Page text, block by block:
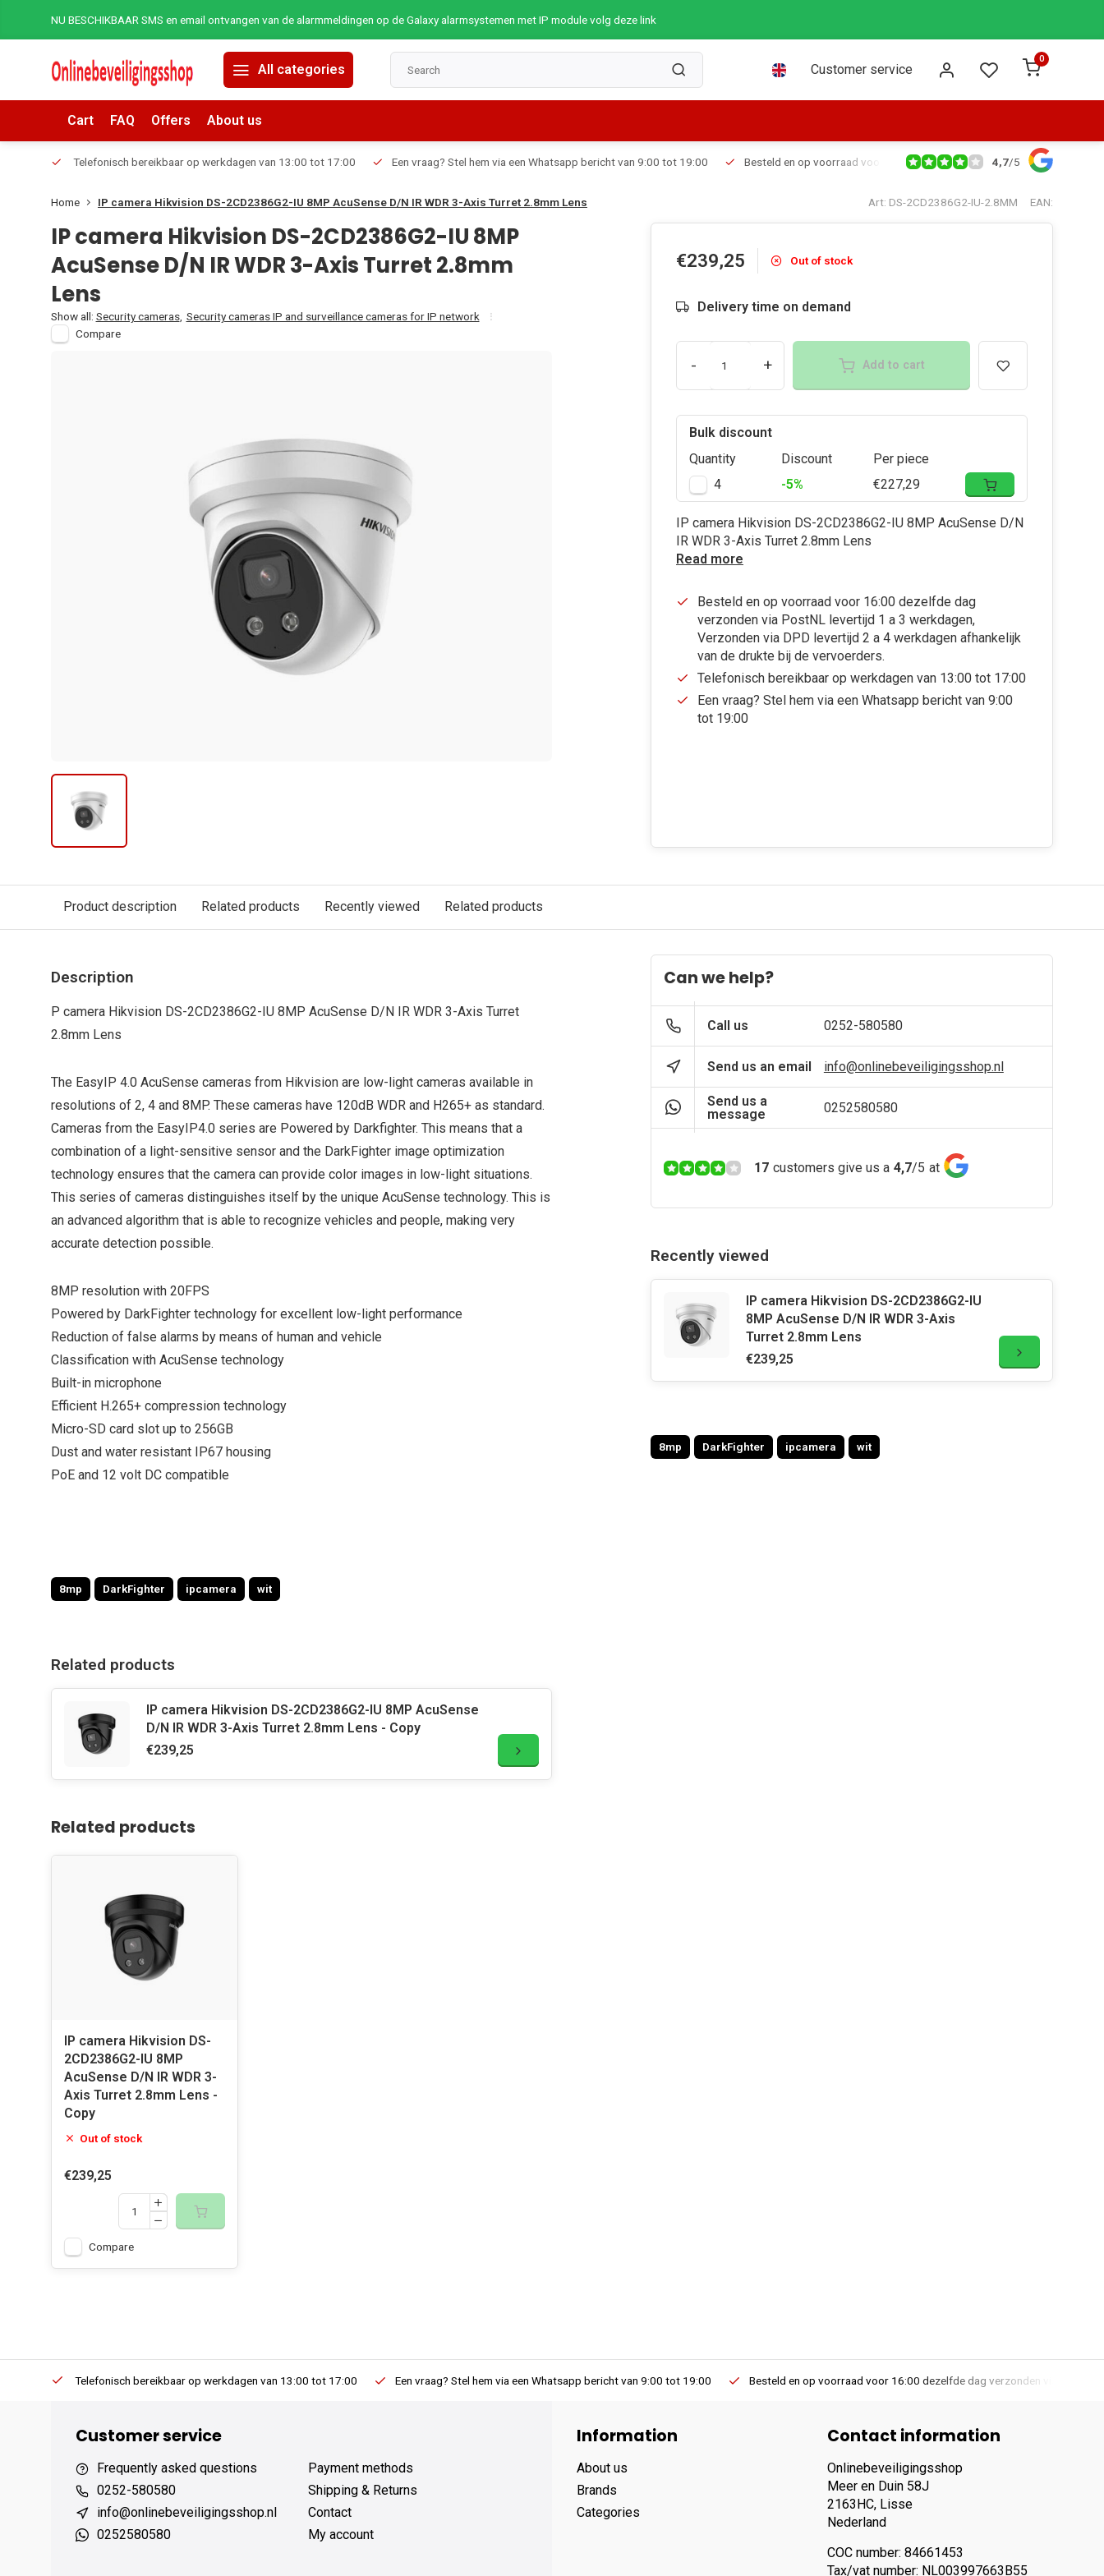
NU BESCHIKBAAR SMS en email ontvangen van de alarmmeldingen op de Galaxy alarmsystemen met IP module volg deze link
All categories Customer service
0
Cart FAQ Offers About us
Telefonisch bereikbaar op werkdagen van 13:00 tot 17:00 Een vraag? Stel hem via een Whatsapp bericht van 9:00 tot 19:00 Besteld en op voorraad voor 16:00 dezelfde dag verzonden via PostNL
4,7/5
Home IP camera Hikvision DS-2CD2386G2-IU 8MP AcuSense D/N IR WDR 3-Axis Turret 2.8mm Lens Art: DS-2CD2386G2-IU-2.8MM EAN:
IP camera Hikvision DS-2CD2386G2-IU 8MP
AcuSense D/N IR WDR 3-Axis Turret 2.8mm
Lens
Show all: Security cameras, Security cameras IP and surveillance cameras for IP network
Compare
€239,25 Out of stock
Delivery time on demand
- + Add to cart
Bulk discount
Quantity
Discount
Per piece
4
-5% €227,29
IP camera Hikvision DS-2CD2386G2-IU 8MP AcuSense D/N
IR WDR 3-Axis Turret 2.8mm Lens
Read more
Besteld en op voorraad voor 16:00 dezelfde dag
verzonden via PostNL levertijd 1 a 3 werkdagen,
Verzonden via DPD levertijd 2 a 4 werkdagen afhankelijk
van de drukte bij de vervoerders.
Telefonisch bereikbaar op werkdagen van 13:00 tot 17:00
Een vraag? Stel hem via een Whatsapp bericht van 9:00
tot 19:00
Product description Related products Recently viewed Related products
Description
P camera Hikvision DS-2CD2386G2-IU 8MP AcuSense D/N IR WDR 3-Axis Turret
2.8mm Lens
The EasyIP 4.0 AcuSense cameras from Hikvision are low-light cameras available in
resolutions of 2, 4 and 8MP. These cameras have 120dB WDR and H265+ as standard.
Cameras from the EasyIP4.0 series are Powered by Darkfighter. This means that a
combination of a light-sensitive sensor and the DarkFighter image optimization
technology ensures that the camera can provide color images in low-light situations.
This series of cameras distinguishes itself by the unique AcuSense technology. This is
an advanced algorithm that is able to recognize vehicles and people, making very
accurate detection possible.
8MP resolution with 20FPS
Powered by DarkFighter technology for excellent low-light performance
Reduction of false alarms by means of human and vehicle
Classification with AcuSense technology
Built-in microphone
Efficient H.265+ compression technology
Micro-SD card slot up to 256GB
Dust and water resistant IP67 housing
PoE and 12 volt DC compatible
8mp DarkFighter ipcamera wit
Related products
IP camera Hikvision DS-2CD2386G2-IU 8MP AcuSense
D/N IR WDR 3-Axis Turret 2.8mm Lens - Copy
€239,25
Can we help?
Call us 0252-580580
Send us an email info@onlinebeveiligingsshop.nl
Send us a
message
0252580580
17 customers give us a 4,7/5 at
Recently viewed
IP camera Hikvision DS-2CD2386G2-IU
8MP AcuSense D/N IR WDR 3-Axis
Turret 2.8mm Lens
€239,25
8mp DarkFighter ipcamera wit
Related products
IP camera Hikvision DS-
2CD2386G2-IU 8MP
AcuSense D/N IR WDR 3-
Axis Turret 2.8mm Lens -
Copy
Out of stock
€239,25
Compare
Telefonisch bereikbaar op werkdagen van 13:00 tot 17:00 Een vraag? Stel hem via een Whatsapp bericht van 9:00 tot 19:00 Besteld en op voorraad voor 16:00 dezelfde dag verzonden via PostNL
Customer service
Frequently asked questions
0252-580580
info@onlinebeveiligingsshop.nl
0252580580
Payment methods
Shipping & Returns
Contact
My account
Information
About us
Brands
Categories
Contact information
Onlinebeveiligingsshop
Meer en Duin 58J
2163HC, Lisse
Nederland
COC number: 84661453
Tax/vat number: NL003997663B55